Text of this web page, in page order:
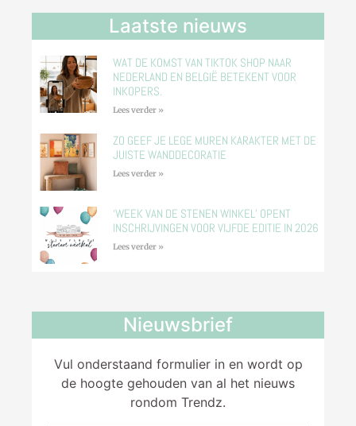
Laatste nieuws
WAT DE KOMST VAN TIKTOK SHOP NAAR
NEDERLAND EN BELGIË BETEKENT VOOR
INKOPERS.
Lees verder »
ZO GEEF JE LEGE MUREN KARAKTER MET DE
JUISTE WANDDECORATIE
Lees verder »
‘WEEK VAN DE STENEN WINKEL’ OPENT
INSCHRIJVINGEN VOOR VIJFDE EDITIE IN 2026
Lees verder »
Nieuwsbrief
Vul onderstaand formulier in en wordt op
de hoogte gehouden van al het nieuws
rondom Trendz.